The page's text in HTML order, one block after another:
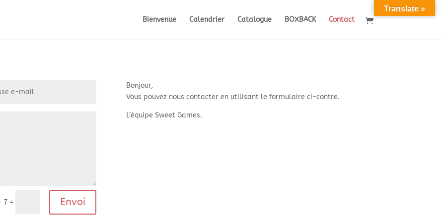
Bienvenue Calendrier Catalogue BOXBACK Contact
7 = Envoi
Bonjour,
Vous pouvez nous contacter en utilisant le formulaire ci-contre.
L’équipe Sweet Games.
Translate »